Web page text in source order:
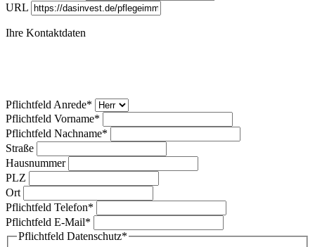
URL
Ihre Kontaktdaten
Pflichtfeld Anrede*
Pflichtfeld Vorname*
Pflichtfeld Nachname*
Straße
Hausnummer
PLZ
Ort
Pflichtfeld Telefon*
Pflichtfeld E-Mail*
Pflichtfeld Datenschutz*